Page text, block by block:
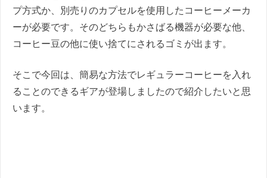
プ方式か、別売りのカプセルを使用したコーヒーメーカ
ーが必要です。そのどちらもかさばる機器が必要な他、
コーヒー豆の他に使い捨てにされるゴミが出ます。
そこで今回は、簡易な方法でレギュラーコーヒーを入れ
ることのできるギアが登場しましたので紹介したいと思
います。